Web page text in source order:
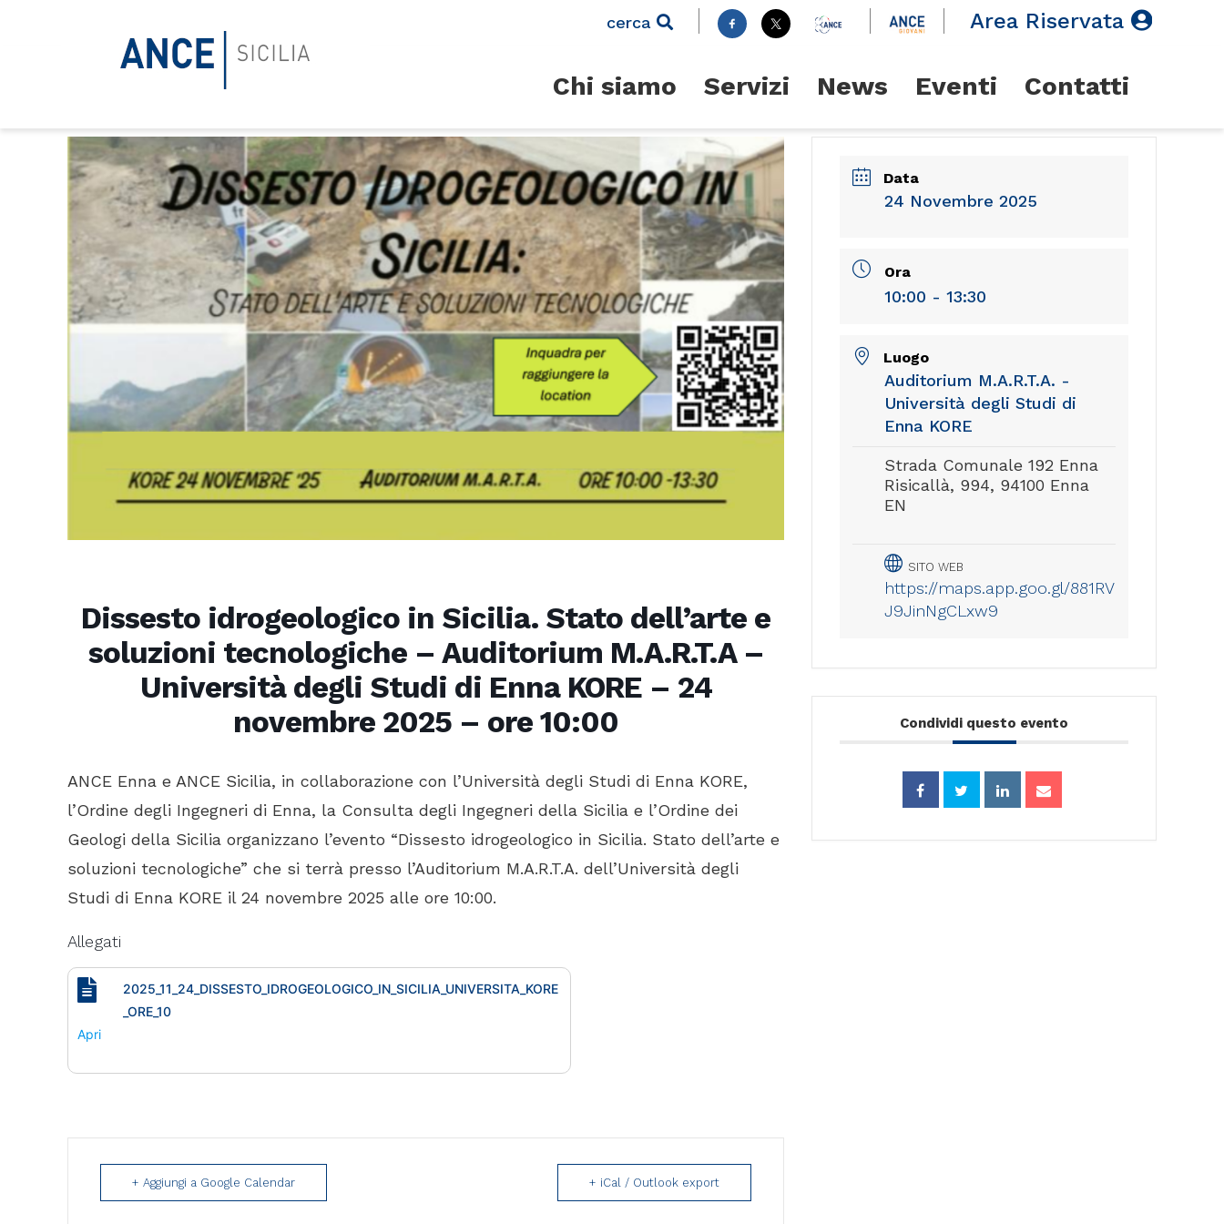
cerca Area Riservata
Chi siamo Servizi News Eventi Contatti
Dissesto idrogeologico in Sicilia. Stato dell’arte e
soluzioni tecnologiche – Auditorium M.A.R.T.A –
Università degli Studi di Enna KORE – 24
novembre 2025 – ore 10:00
ANCE Enna e ANCE Sicilia, in collaborazione con l’Università degli Studi di Enna KORE,
l’Ordine degli Ingegneri di Enna, la Consulta degli Ingegneri della Sicilia e l’Ordine dei
Geologi della Sicilia organizzano l’evento “Dissesto idrogeologico in Sicilia. Stato dell’arte e
soluzioni tecnologiche” che si terrà presso l’Auditorium M.A.R.T.A. dell’Università degli
Studi di Enna KORE il 24 novembre 2025 alle ore 10:00.
Allegati
2025_11_24_DISSESTO_IDROGEOLOGICO_IN_SICILIA_UNIVERSITA_KORE
_ORE_10
Apri
+ Aggiungi a Google Calendar + iCal / Outlook export
Data
24 Novembre 2025
Ora
10:00 - 13:30
Luogo
Auditorium M.A.R.T.A. -
Università degli Studi di
Enna KORE
Strada Comunale 192 Enna
Risicallà, 994, 94100 Enna
EN
SITO WEB
https://maps.app.goo.gl/881RV
J9JinNgCLxw9
Condividi questo evento